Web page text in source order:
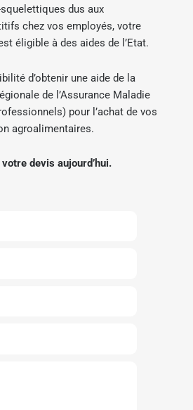
dus aux
chez vos employés, votre
éligible à des aides de l’Etat.
d’obtenir une aide de la
de l’Assurance Maladie
pour l’achat de vos
agroalimentaires.
devis aujourd’hui.